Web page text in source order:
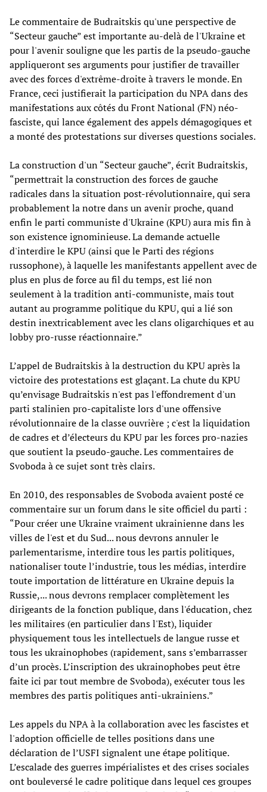
Le commentaire de Budraitskis qu'une perspective de
“Secteur gauche” est importante au-delà de l'Ukraine et
pour l'avenir souligne que les partis de la pseudo-gauche
appliqueront ses arguments pour justifier de travailler
avec des forces d'extrême-droite à travers le monde. En
France, ceci justifierait la participation du NPA dans des
manifestations aux côtés du Front National (FN) néo-
fasciste, qui lance également des appels démagogiques et
a monté des protestations sur diverses questions sociales.
La construction d'un “Secteur gauche”, écrit Budraitskis,
“permettrait la construction des forces de gauche
radicales dans la situation post-révolutionnaire, qui sera
probablement la notre dans un avenir proche, quand
enfin le parti communiste d'Ukraine (KPU) aura mis fin à
son existence ignominieuse. La demande actuelle
d'interdire le KPU (ainsi que le Parti des régions
russophone), à laquelle les manifestants appellent avec de
plus en plus de force au fil du temps, est lié non
seulement à la tradition anti-communiste, mais tout
autant au programme politique du KPU, qui a lié son
destin inextricablement avec les clans oligarchiques et au
lobby pro-russe réactionnaire.”
L’appel de Budraitskis à la destruction du KPU après la
victoire des protestations est glaçant. La chute du KPU
qu’envisage Budraitskis n'est pas l'effondrement d'un
parti stalinien pro-capitaliste lors d'une offensive
révolutionnaire de la classe ouvrière ; c'est la liquidation
de cadres et d’électeurs du KPU par les forces pro-nazies
que soutient la pseudo-gauche. Les commentaires de
Svoboda à ce sujet sont très clairs.
En 2010, des responsables de Svoboda avaient posté ce
commentaire sur un forum dans le site officiel du parti :
“Pour créer une Ukraine vraiment ukrainienne dans les
villes de l'est et du Sud... nous devrons annuler le
parlementarisme, interdire tous les partis politiques,
nationaliser toute l’industrie, tous les médias, interdire
toute importation de littérature en Ukraine depuis la
Russie,... nous devrons remplacer complètement les
dirigeants de la fonction publique, dans l'éducation, chez
les militaires (en particulier dans l'Est), liquider
physiquement tous les intellectuels de langue russe et
tous les ukrainophobes (rapidement, sans s’embarrasser
d’un procès. L’inscription des ukrainophobes peut être
faite ici par tout membre de Svoboda), exécuter tous les
membres des partis politiques anti-ukrainiens.”
Les appels du NPA à la collaboration avec les fascistes et
l'adoption officielle de telles positions dans une
déclaration de l’USFI signalent une étape politique.
L’escalade des guerres impérialistes et des crises sociales
ont bouleversé le cadre politique dans lequel ces groupes